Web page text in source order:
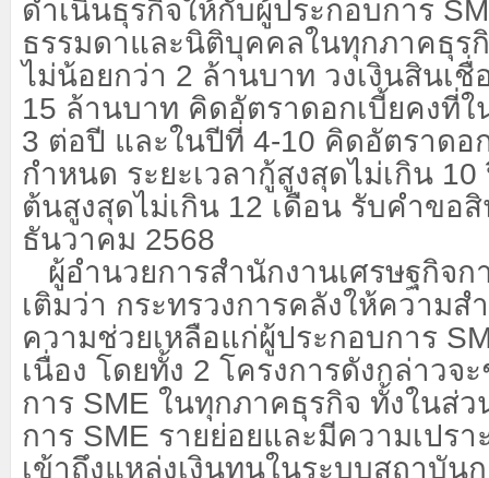
ดำเนินธุรกิจให้กับผู้ประกอบการ
ธรรมดาและนิติบุคคลในทุกภาคธุร
ไม่น้อยกว่า 2 ล้านบาท วงเงินสินเชื่
15 ล้านบาท คิดอัตราดอกเบี้ยคงที่ใ
3 ต่อปี และในปีที่ 4-10 คิดอัตราดอ
กำหนด ระยะเวลากู้สูงสุดไม่เกิน
ต้นสูงสุดไม่เกิน 12 เดือน รับคำขอ
ธันวาคม 2568
ผู้อำนวยการสำนักงานเศรษฐกิจก
เติมว่า กระทรวงการคลังให้ความ
ความช่วยเหลือแก่ผู้ประกอบการ
เนื่อง โดยทั้ง 2 โครงการดังกล่าวจ
การ SME ในทุกภาคธุรกิจ ทั้งในส่
การ SME รายย่อยและมีความเปรา
เข้าถึงแหล่งเงินทุนในระบบสถาบัน